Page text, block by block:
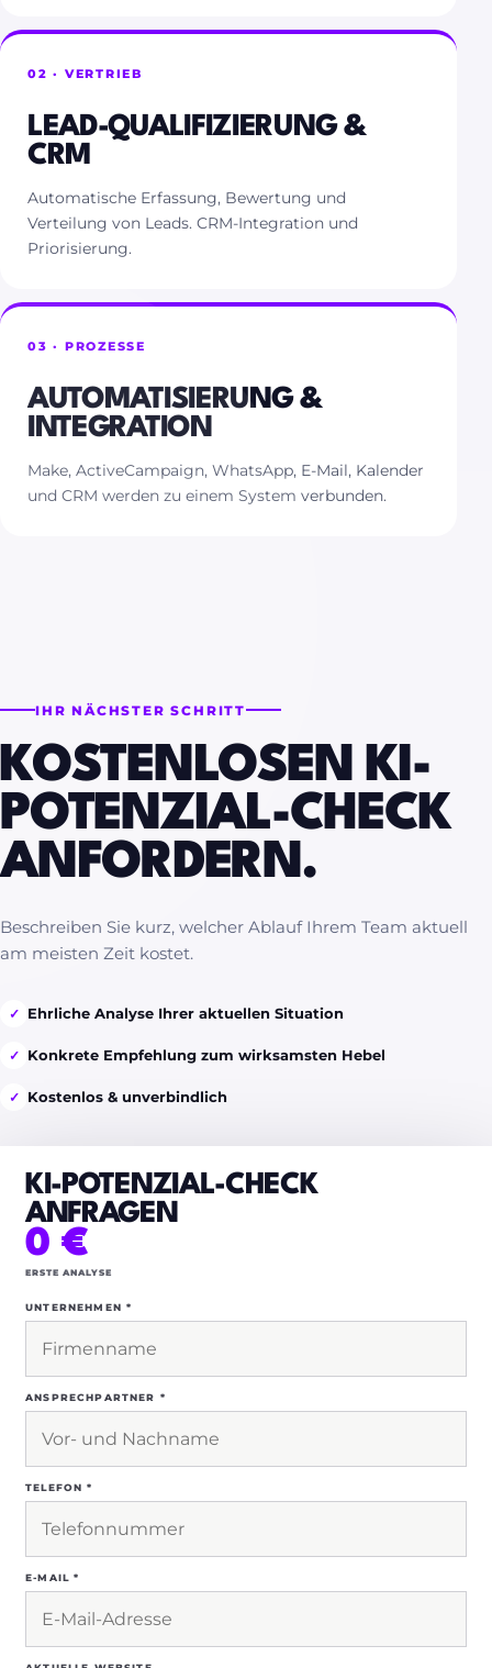
02 · VERTRIEB
LEAD-QUALIFIZIERUNG &
CRM
Automatische Erfassung, Bewertung und
Verteilung von Leads. CRM-Integration und
Priorisierung.
03 · PROZESSE
AUTOMATISIERUNG &
INTEGRATION
Make, ActiveCampaign, WhatsApp, E-Mail, Kalender
und CRM werden zu einem System verbunden.
IHR NÄCHSTER SCHRITT
KOSTENLOSEN KI-
POTENZIAL-CHECK
ANFORDERN.
Beschreiben Sie kurz, welcher Ablauf Ihrem Team aktuell
am meisten Zeit kostet.
✓ Ehrliche Analyse Ihrer aktuellen Situation
✓ Konkrete Empfehlung zum wirksamsten Hebel
✓ Kostenlos & unverbindlich
KI-POTENZIAL-CHECK
ANFRAGEN
0 €
ERSTE ANALYSE
UNTERNEHMEN *
ANSPRECHPARTNER *
TELEFON *
E-MAIL *